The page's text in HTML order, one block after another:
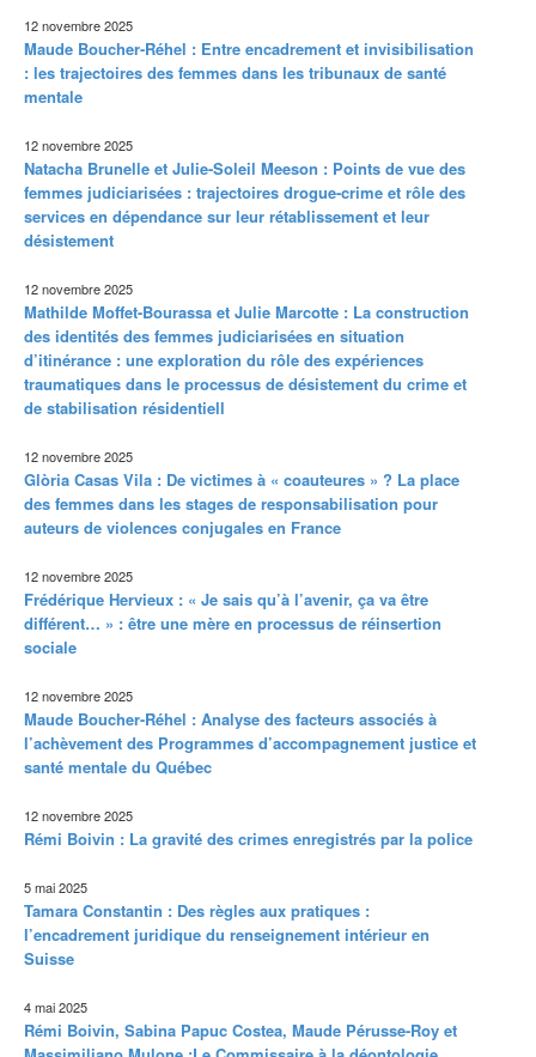
12 novembre 2025
Maude Boucher-Réhel : Entre encadrement et invisibilisation
: les trajectoires des femmes dans les tribunaux de santé
mentale
12 novembre 2025
Natacha Brunelle et Julie-Soleil Meeson : Points de vue des
femmes judiciarisées : trajectoires drogue-crime et rôle des
services en dépendance sur leur rétablissement et leur
désistement
12 novembre 2025
Mathilde Moffet-Bourassa et Julie Marcotte : La construction
des identités des femmes judiciarisées en situation
d’itinérance : une exploration du rôle des expériences
traumatiques dans le processus de désistement du crime et
de stabilisation résidentiell
12 novembre 2025
Glòria Casas Vila : De victimes à « coauteures » ? La place
des femmes dans les stages de responsabilisation pour
auteurs de violences conjugales en France
12 novembre 2025
Frédérique Hervieux : « Je sais qu’à l’avenir, ça va être
différent… » : être une mère en processus de réinsertion
sociale
12 novembre 2025
Maude Boucher-Réhel : Analyse des facteurs associés à
l’achèvement des Programmes d’accompagnement justice et
santé mentale du Québec
12 novembre 2025
Rémi Boivin : La gravité des crimes enregistrés par la police
5 mai 2025
Tamara Constantin : Des règles aux pratiques :
l’encadrement juridique du renseignement intérieur en
Suisse
4 mai 2025
Rémi Boivin, Sabina Papuc Costea, Maude Pérusse-Roy et